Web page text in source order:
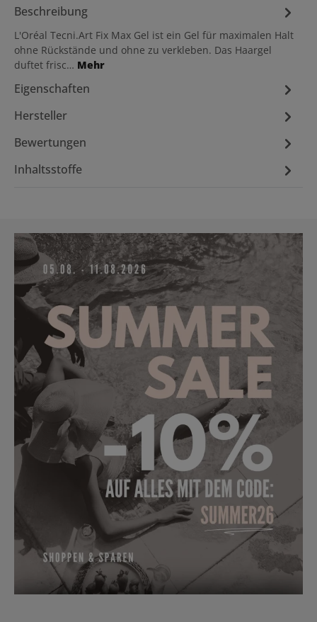
Beschreibung
L'Oréal Tecni.Art Fix Max Gel ist ein Gel für maximalen Halt
ohne Rückstände und ohne zu verkleben. Das Haargel
duftet frisc… Mehr
Eigenschaften
Hersteller
Bewertungen
Inhaltsstoffe